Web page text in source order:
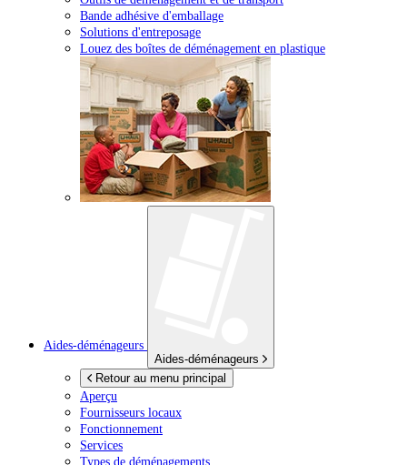
Bande adhésive d'emballage
Solutions d'entreposage
Louez des boîtes de déménagement en plastique
Aides-déménageurs
Aides-déménageurs
Retour au menu principal
Aperçu
Fournisseurs locaux
Fonctionnement
Services
Types de déménagements